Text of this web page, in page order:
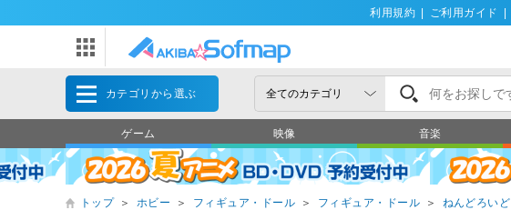
利用規約 ご利用ガイド
カテゴリから選ぶ
ゲーム 映像 音楽
トップ ＞ ホビー ＞ フィギュア・ドール ＞ フィギュア・ドール ＞ ねんどろいど